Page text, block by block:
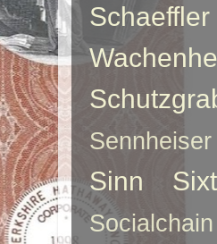
Schaeffler
Sennheiser
Sinn
Sixt
Socialchain